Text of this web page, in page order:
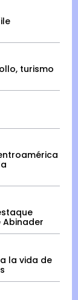
turismo
la vida de